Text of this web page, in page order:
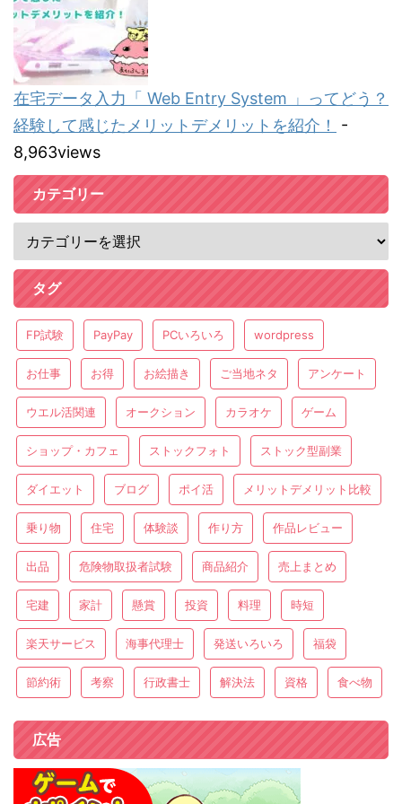
在宅データ入力「 Web Entry System 」ってどう？
経験して感じたメリットデメリットを紹介！
-
8,963views
カテゴリー
タグ
FP試験 PayPay PCいろいろ wordpress
お仕事 お得 お絵描き ご当地ネタ アンケート
ウエル活関連 オークション カラオケ ゲーム
ショップ・カフェ ストックフォト ストック型副業
ダイエット ブログ ポイ活 メリットデメリット比較
乗り物 住宅 体験談 作り方 作品レビュー
出品 危険物取扱者試験 商品紹介 売上まとめ
宅建 家計 懸賞 投資 料理 時短
楽天サービス 海事代理士 発送いろいろ 福袋
節約術 考察 行政書士 解決法 資格 食べ物
広告